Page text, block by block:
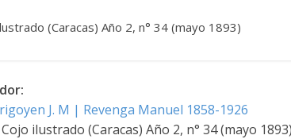
(Caracas) Año 2, n° 34 (mayo 1893)
J. M | Revenga Manuel 1858-1926
Cojo ilustrado (Caracas) Año 2, n° 34 (mayo 1893)